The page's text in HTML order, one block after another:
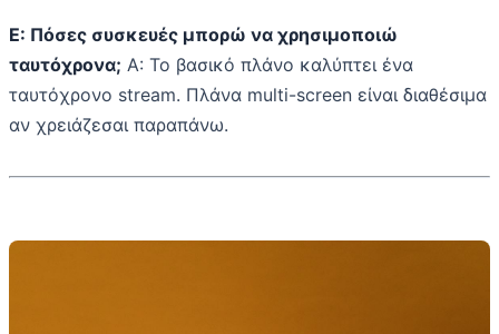
Ε: Πόσες συσκευές μπορώ να χρησιμοποιώ
ταυτόχρονα; Α: Το βασικό πλάνο καλύπτει ένα
ταυτόχρονο stream. Πλάνα multi-screen είναι διαθέσιμα
αν χρειάζεσαι παραπάνω.